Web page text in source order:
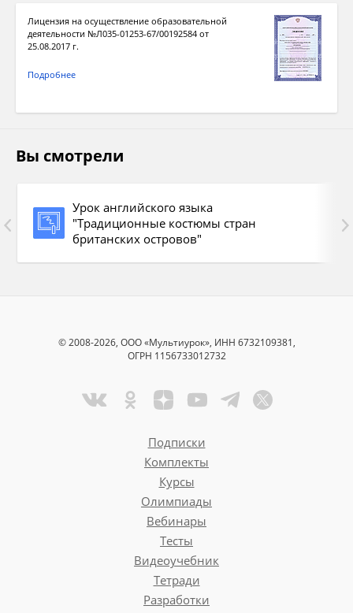
Лицензия на осуществление образовательной
деятельности №Л035-01253-67/00192584 от
25.08.2017 г.
Подробнее
Вы смотрели
Урок английского языка
"Традиционные костюмы стран
британских островов"
© 2008-2026, ООО «Мультиурок», ИНН 6732109381,
ОГРН 1156733012732
Подписки
Комплекты
Курсы
Олимпиады
Вебинары
Тесты
Видеоучебник
Тетради
Разработки